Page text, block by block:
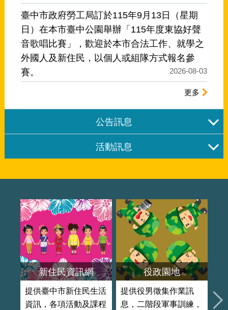
臺中市政府勞工局訂於115年9月13日（星期
日）在本市臺中公園舉辦「115年度東協好聲
音歌唱比賽」，歡迎於本市合法工作、就學之
外國人及新住民，以個人或組隊方式報名參
賽。
2026-08-03
更多
公告訊息
活動訊息
新住民資訊網
提供臺中市新住民生活
資訊，各項活動及課程
役政園地
提供役男徵集作業訊
息，二階段軍事訓練，
打
福